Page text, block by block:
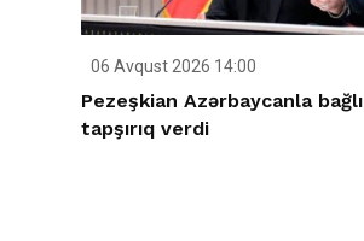
06 Avqust 2026 14:00
Pezeşkian Azərbaycanla bağlı
tapşırıq verdi